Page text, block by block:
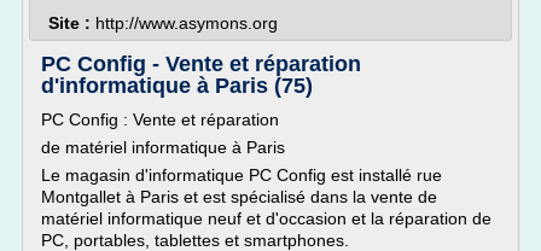
Site : http://www.asymons.org
PC Config - Vente et réparation
d'informatique à Paris (75)
PC Config : Vente et réparation
de matériel informatique à Paris
Le magasin d'informatique PC Config est installé rue
Montgallet à Paris et est spécialisé dans la vente de
matériel informatique neuf et d'occasion et la réparation de
PC, portables, tablettes et smartphones.